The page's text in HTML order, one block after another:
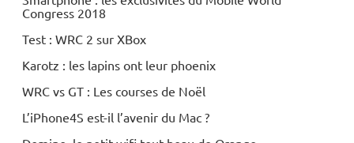
Congress 2018
Test : WRC 2 sur XBox
Karotz : les lapins ont leur phoenix
WRC vs GT : Les courses de Noël
L’iPhone4S est-il l’avenir du Mac ?